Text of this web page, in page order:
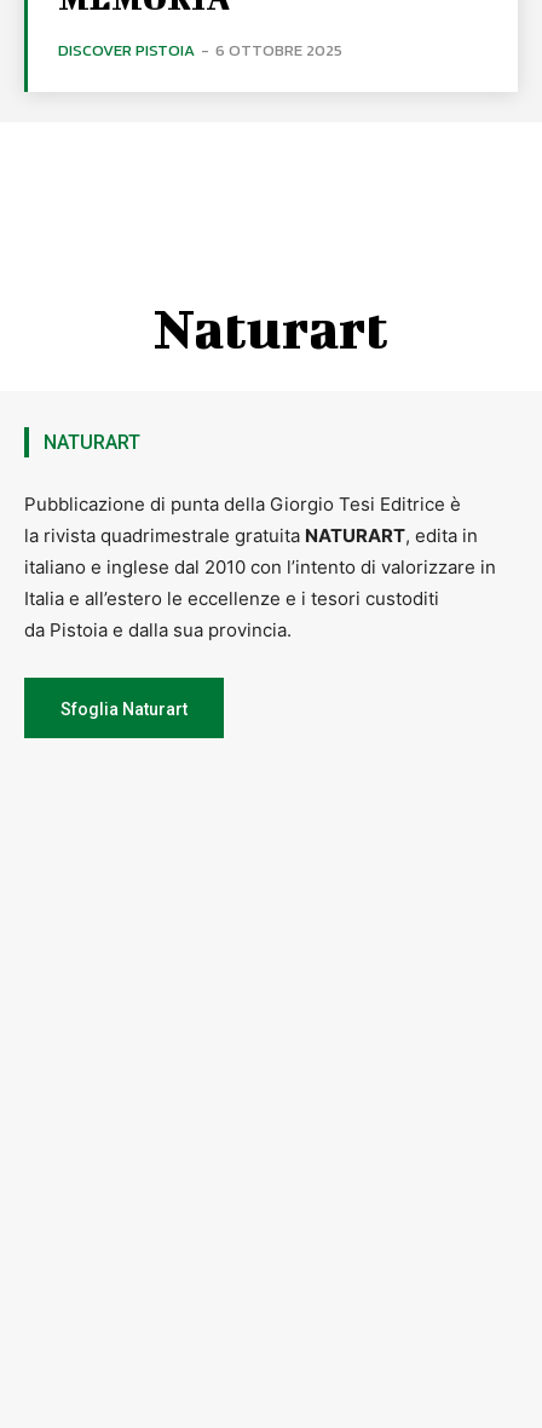
DISCOVER PISTOIA - 6 OTTOBRE 2025
Naturart
NATURART
Pubblicazione di punta della Giorgio Tesi Editrice è
la rivista quadrimestrale gratuita NATURART, edita in
italiano e inglese dal 2010 con l’intento di valorizzare in
Italia e all’estero le eccellenze e i tesori custoditi
da Pistoia e dalla sua provincia.
Sfoglia Naturart